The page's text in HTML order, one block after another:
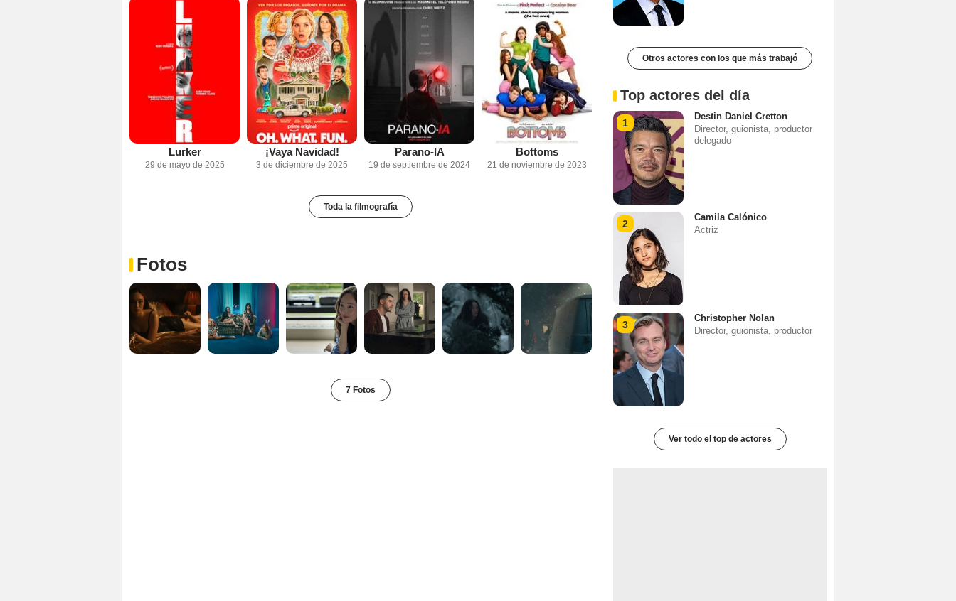
Lurker
29 de mayo de 2025
¡Vaya Navidad!
3 de diciembre de 2025
Parano-IA
19 de septiembre de 2024
Bottoms
21 de noviembre de 2023
Toda la filmografía
Fotos
7 Fotos
Otros actores con los que más trabajó
Top actores del día
1
Destin Daniel Cretton
Director, guionista, productor
delegado
2
Camila Calónico
Actriz
3
Christopher Nolan
Director, guionista, productor
Ver todo el top de actores